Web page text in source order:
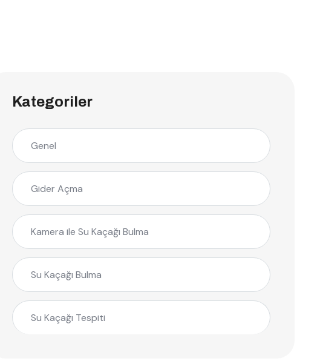
Kategoriler
Genel
Gider Açma
Kamera ile Su Kaçağı Bulma
Su Kaçağı Bulma
Su Kaçağı Tespiti